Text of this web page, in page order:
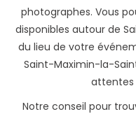
photographes. Vous
disponibles autour de
du lieu de votre
Saint-Maximin-la-
attentes
Notre conseil pour